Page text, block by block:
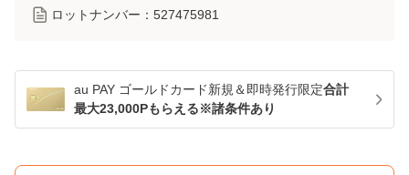
ロットナンバー： 527475981
au PAY ゴールドカード新規＆即時発行限定合計
最大23,000Pもらえる※諸条件あり